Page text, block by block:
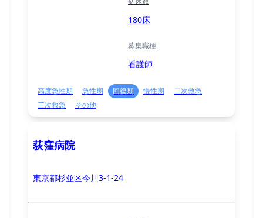
180床
募集職種
看護師
高度急性期 急性期 回復期 慢性期
二次救急
三次救急
その他
荻窪病院
東京都杉並区今川3-1-24